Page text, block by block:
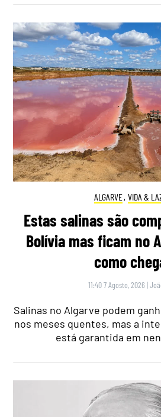
ALGARVE, VIDA &
Estas salinas são
Bolívia mas ficam no
como
11:40 7 Agosto, 2026 |
Salinas no Algarve podem
nos meses quentes, mas a
está garantida em